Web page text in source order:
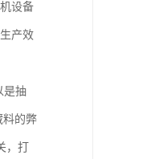
设备
产效
是抽
料的弊
打